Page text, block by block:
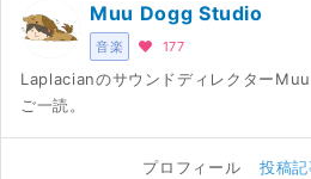
音楽
Muu Dogg Studio
177
Laplacianのサウンドディレクター
ご一読。
プロフィール 投稿